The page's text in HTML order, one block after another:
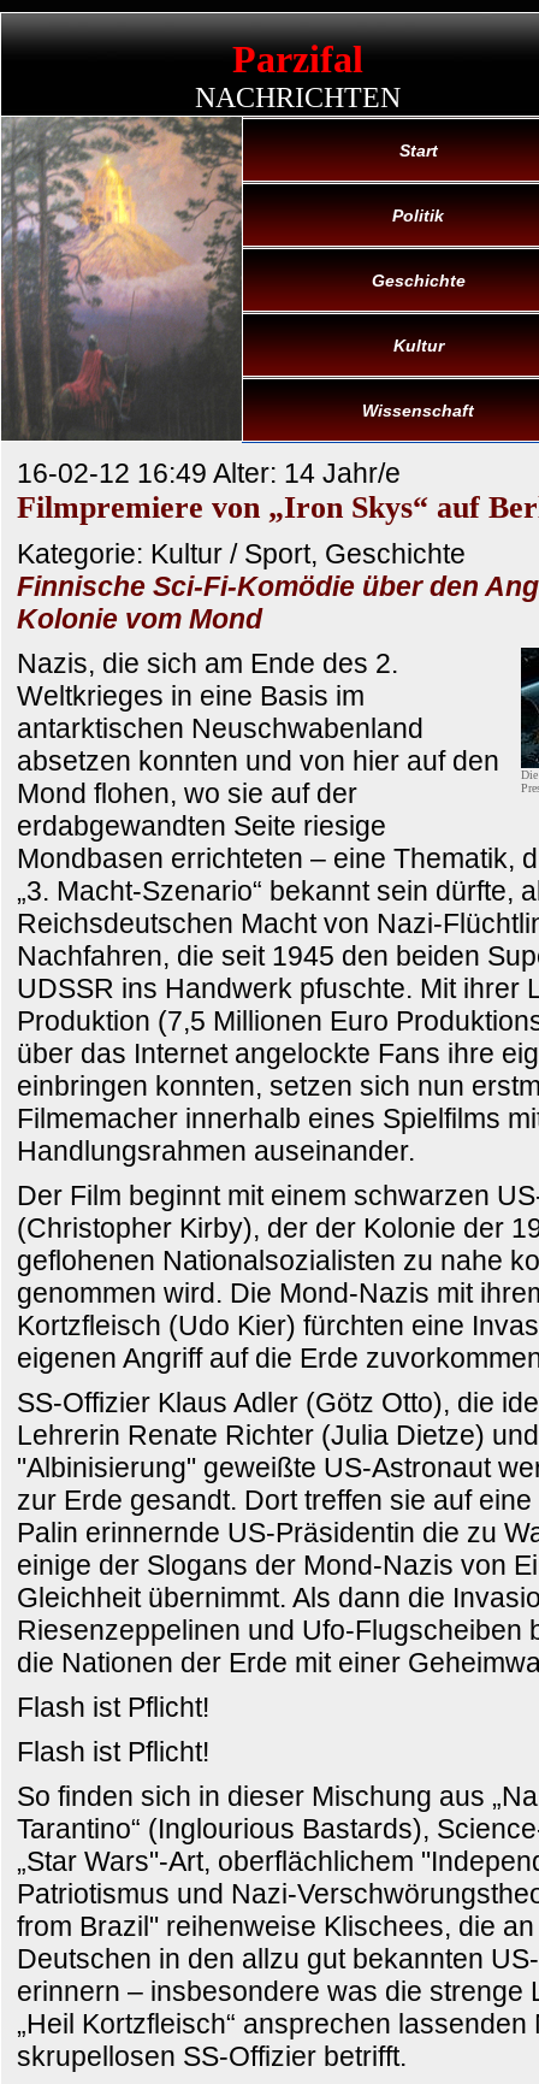
Parzifal
NACHRICHTEN
Start
Politik
Geschichte
Kultur
Wissenschaft
16-02-12 16:49 Alter: 14 Jahr/e
Filmpremiere von „Iron Skys“ auf
Kategorie: Kultur / Sport, Geschichte
Finnische Sci-Fi-Komödie über den
Kolonie vom Mond
Nazis, die sich am Ende des 2.
Weltkrieges in eine Basis im
antarktischen Neuschwabenland
absetzen konnten und von hier auf den
Mond flohen, wo sie auf der
erdabgewandten Seite riesige
Mondbasen errichteten – eine Thematik,
„3. Macht-Szenario“ bekannt sein dürfte,
Reichsdeutschen Macht von Nazi-
Nachfahren, die seit 1945 den beiden
UDSSR ins Handwerk pfuschte. Mit ihrer
Produktion (7,5 Millionen Euro
über das Internet angelockte Fans ihre
einbringen konnten, setzen sich nun
Filmemacher innerhalb eines Spielfilms
Handlungsrahmen auseinander.
Der Film beginnt mit einem schwarzen
(Christopher Kirby), der der Kolonie der
geflohenen Nationalsozialisten zu nahe
genommen wird. Die Mond-Nazis mit
Kortzfleisch (Udo Kier) fürchten eine
eigenen Angriff auf die Erde
SS-Offizier Klaus Adler (Götz Otto), die
Lehrerin Renate Richter (Julia Dietze)
"Albinisierung" geweißte US-Astronaut
zur Erde gesandt. Dort treffen sie auf
Palin erinnernde US-Präsidentin die zu
einige der Slogans der Mond-Nazis von
Gleichheit übernimmt. Als dann die
Riesenzeppelinen und Ufo-Flugscheiben
die Nationen der Erde mit einer
Flash ist Pflicht!
Flash ist Pflicht!
So finden sich in dieser Mischung aus
Tarantino“ (Inglourious Bastards),
„Star Wars"-Art, oberflächlichem
Patriotismus und Nazi-
from Brazil" reihenweise Klischees, die
Deutschen in den allzu gut bekannten
erinnern – insbesondere was die strenge
„Heil Kortzfleisch“ ansprechen
skrupellosen SS-Offizier betrifft.